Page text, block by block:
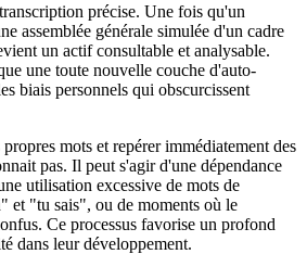
précise. Une fois qu'un
assemblée générale simulée d'un cadre
un actif consultable et analysable.
une toute nouvelle couche d'auto-
biais personnels qui obscurcissent
mots et repérer immédiatement des
pas. Il peut s'agir d'une dépendance
utilisation excessive de mots de
et "tu sais", ou de moments où le
Ce processus favorise un profond
dans leur développement.